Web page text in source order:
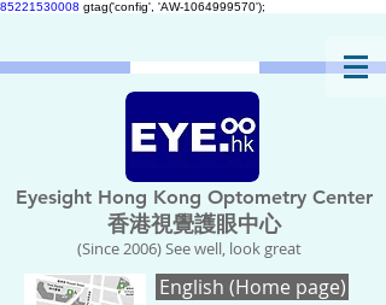
85221530008 gtag('config', 'AW-1064999570');
Eyesight Hong Kong Optometry Center
香港視覺護眼中心
(Since 2006) See well, look great
English (Home page)